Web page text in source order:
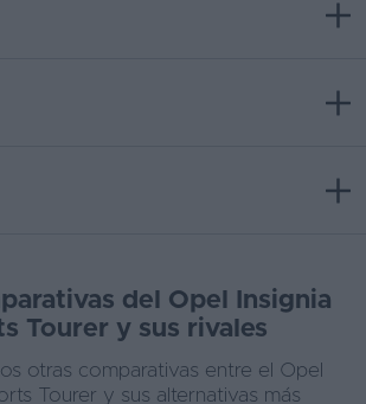
del Opel Insignia
Tourer y sus rivales
otras comparativas entre el Opel
Tourer y sus alternativas más